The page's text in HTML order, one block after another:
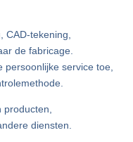
CAD-tekening,
de fabricage.
persoonlijke service toe,
producten,
diensten.